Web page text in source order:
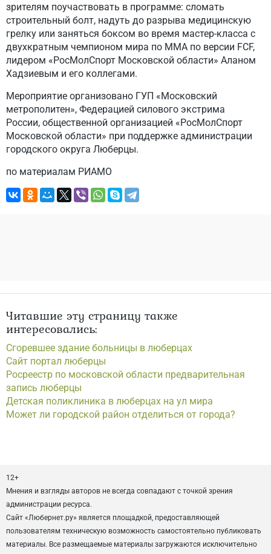
зрителям поучаствовать в программе: сломать
строительный болт, надуть до разрыва медицинскую
грелку или заняться боксом во время мастер-класса с
двухкратным чемпионом мира по ММА по версии FCF,
лидером «РосМолСпорт Московской области» Аланом
Хадзиевым и его коллегами.
Мероприятие организовано ГУП «Московский
метрополитен», Федерацией силового экстрима
России, общественной организацией «РосМолСпорт
Московской области» при поддержке администрации
городского округа Люберцы.
по материалам РИАМО
Читавшие эту страницу также
интересовались:
Сгоревшее здание больницы в люберцах
Сайт портал люберцы
Росреестр по московской области предварительная
запись люберцы
Детская поликлиника в люберцах на ул мира
Может ли городской район отделиться от города?
12+
Мнения и взгляды авторов не всегда совпадают с точкой зрения
администрации ресурса.
Сайт «Любернет.ру» является площадкой, предоставляющей
пользователям техническую возможность самостоятельно публиковать
материалы. Все размещаемые материалы загружаются исключительно